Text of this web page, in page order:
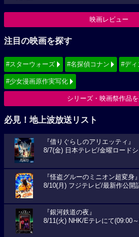
映画レビュー
注目の映画を探す
#スターウォーズ #名探偵コナン #ディ
#少女漫画原作実写化
シリーズ・映画祭作品
必見！地上波放送リスト
『借りぐらしのアリエッティ』
8/7(金) 日本テレビ/金曜ロード
『怪盗グルーのミニオン超変身』
8/10(月) フジテレビ/最新作公開
『銀河鉄道の夜』
8/11(火) NHK/Eテレにて(09:00